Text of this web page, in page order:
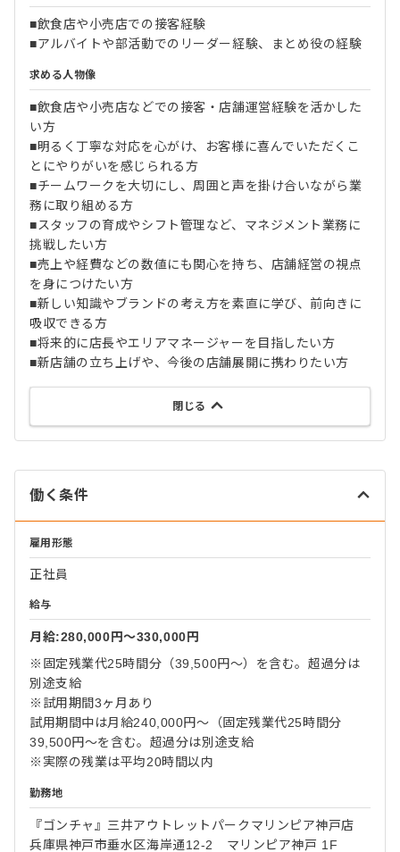
■飲食店や小売店での接客経験
■アルバイトや部活動でのリーダー経験、まとめ役の経験
求める人物像
■飲食店や小売店などでの接客・店舗運営経験を活かした
い方
■明るく丁寧な対応を心がけ、お客様に喜んでいただくこ
とにやりがいを感じられる方
■チームワークを大切にし、周囲と声を掛け合いながら業
務に取り組める方
■スタッフの育成やシフト管理など、マネジメント業務に
挑戦したい方
■売上や経費などの数値にも関心を持ち、店舗経営の視点
を身につけたい方
■新しい知識やブランドの考え方を素直に学び、前向きに
吸収できる方
■将来的に店長やエリアマネージャーを目指したい方
■新店舗の立ち上げや、今後の店舗展開に携わりたい方
閉じる
働く条件
雇用形態
正社員
給与
月給:280,000円〜330,000円
※固定残業代25時間分（39,500円～）を含む。超過分は
別途支給
※試用期間3ヶ月あり
試用期間中は月給240,000円～（固定残業代25時間分
39,500円～を含む。超過分は別途支給
※実際の残業は平均20時間以内
勤務地
『ゴンチャ』三井アウトレットパークマリンピア神戸店
兵庫県神戸市垂水区海岸通12-2 マリンピア神戸 1F